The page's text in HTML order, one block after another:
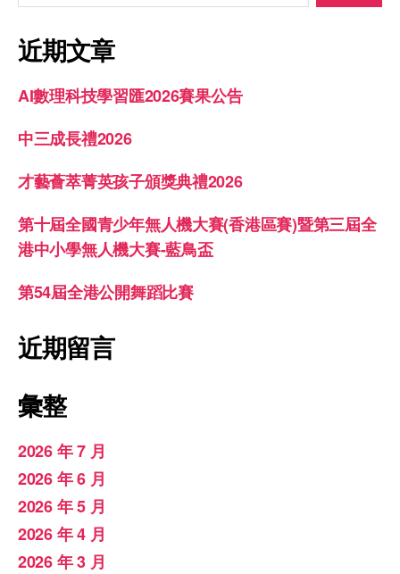
近期文章
AI數理科技學習匯2026賽果公告
中三成長禮2026
才藝薈萃菁英孩子頒獎典禮2026
第十屆全國青少年無人機大賽(香港區賽)暨第三屆全
港中小學無人機大賽-藍鳥盃
第54屆全港公開舞蹈比賽
近期留言
彙整
2026 年 7 月
2026 年 6 月
2026 年 5 月
2026 年 4 月
2026 年 3 月